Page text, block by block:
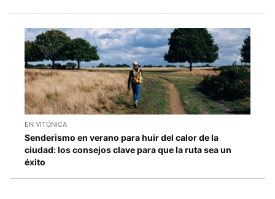
EN VITÓNICA
Senderismo en verano para huir del calor de la
ciudad: los consejos clave para que la ruta sea un
éxito